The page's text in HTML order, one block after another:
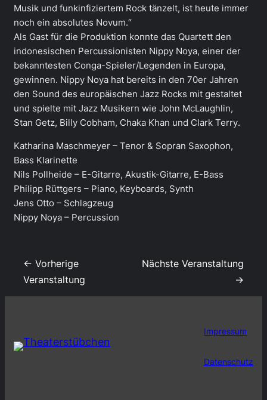
Musik und funkinfiziertem Rock tänzelt, ist heute immer
noch ein absolutes Novum.“
Als Gast für die Produktion konnte das Quartett den
indonesischen Percussionisten Nippy Noya, einer der
bekanntesten Conga-Spieler/Legenden in Europa,
gewinnen. Nippy Noya hat bereits in den 70er Jahren
den Sound des europäischen Jazz Rocks mit gestaltet
und spielte mit Jazz Musikern wie John McLaughlin,
Stan Getz, Billy Cobham, Chaka Khan und Clark Terry.
Katharina Maschmeyer – Tenor & Sopran Saxophon,
Bass Klarinette
Nils Pollheide – E-Gitarre, Akustik-Gitarre, E-Bass
Philipp Rüttgers – Piano, Keyboards, Synth
Jens Otto – Schlagzeug
Nippy Noya – Percussion
← Vorherige
Veranstaltung
Nächste Veranstaltung
→
Impressum
Datenschutz